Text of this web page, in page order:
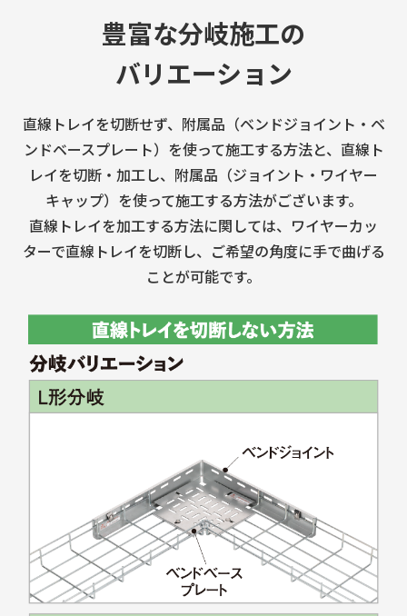
豊富な分岐施工の
バリエーション
直線トレイを切断せず、附属品（ベンドジョイント・ベ
ンドベースプレート）を使って施工する方法と、 直線ト
レイを切断・加工し、附属品（ジョイント・ワイヤー
キャップ）を使って施工する方法がございます。
直線トレイを加工する方法に関しては、ワイヤーカッ
ターで直線トレイを切断し、ご希望の角度に手で曲げる
ことが可能です。